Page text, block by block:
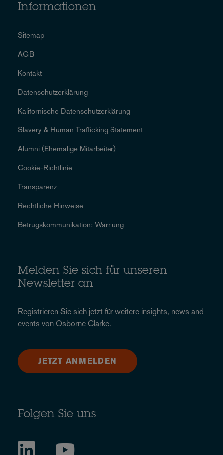
Informationen
Sitemap
AGB
Kontakt
Datenschutzerklärung
Kalifornische Datenschutzerklärung
Slavery & Human Trafficking Statement
Alumni (Ehemalige Mitarbeiter)
Cookie-Richtlinie
Transparenz
Rechtliche Hinweise
Betrugskommunikation: Warnung
Melden Sie sich für unseren
Newsletter an
Registrieren Sie sich jetzt für weitere insights, news and
events von Osborne Clarke.
JETZT ANMELDEN
Folgen Sie uns